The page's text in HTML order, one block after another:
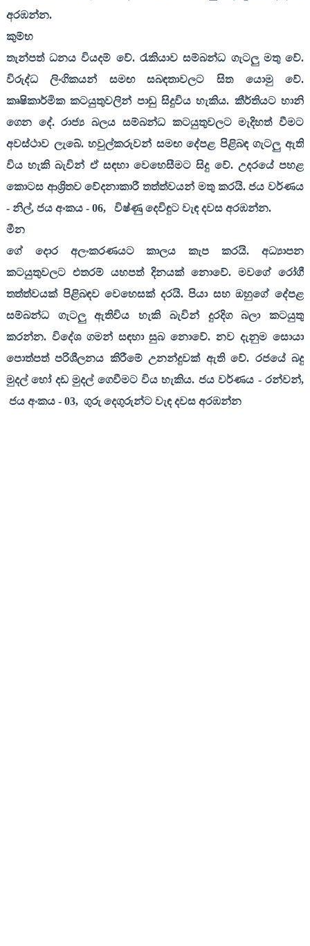
අරඹන්න.
කුම්භ
තැන්පත් ධනය වියදම් වේ. රැකියාව සම්බන්ධ ගැටලු මතු වේ.
විරුද්ධ ලිංගිකයන් සමඟ සබඳතාවලට සිත යොමු වේ.
කෘෂිකාර්මික කටයුතුවලින් පාඩු සිදුවිය හැකිය. කීර්තියට හානි
ගෙන දේ. රාජ්‍ය බලය සම්බන්ධ කටයුතුවලට මැදිහත් වීමට
අවස්ථාව ලැබේ. හවුල්කරුවන් සමඟ දේපළ පිළිබඳ ගැටලු ඇති
විය හැකි බැවින් ඒ සඳහා වෙහෙසීමට සිදු වේ. උදරයේ පහළ
කොටස ආශ්‍රිතව වේදනාකාරී තත්ත්වයන් මතු කරයි. ජය වර්ණය
- නිල්, ජය අංකය -06,
විෂ්ණු දෙවිඳුට වැඳ දවස අරඹන්න.
මීන
ගේ දොර අලංකරණයට කාලය කැප කරයි. අධ්‍යාපන
කටයුතුවලට එතරම් යහපත් දිනයක් නොවේ. මවගේ රෝගී
තත්ත්වයක් පිළිබඳව වෙහෙසක් දරයි. පියා සහ ඔහුගේ දේපළ
සම්බන්ධ ගැටලු ඇතිවිය හැකි බැවින් දුරදිග බලා කටයුතු
කරන්න. විදේශ ගමන් සඳහා සුබ නොවේ. නව දැනුම සොයා
පොත්පත් පරිශීලනය කිරීමේ උනන්දුවක් ඇති වේ. රජයේ බදු
මුදල් හෝ දඩ මුදල් ගෙවීමට විය හැකිය. ජය වර්ණය -රන්වන්,
ජය අංකය - 03, ගුරු දෙගුරුන්ට වැඳ දවස අරඹන්න